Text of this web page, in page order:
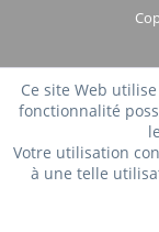
Ce site Web
fonctionnalité
Votre utilisation
à une telle